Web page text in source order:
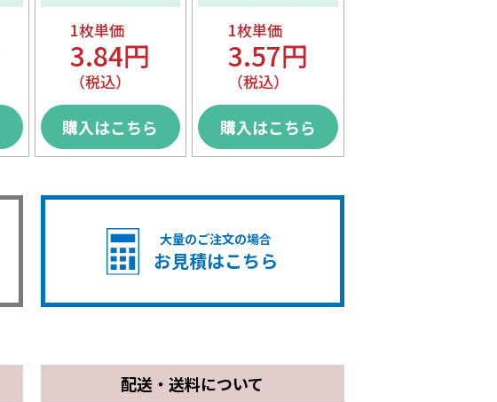
1枚単価
3.84円
（税込）
購入はこちら
1枚単価
3.57円
（税込）
購入はこちら
大量のご注文の場合
お見積はこちら
配送・送料について